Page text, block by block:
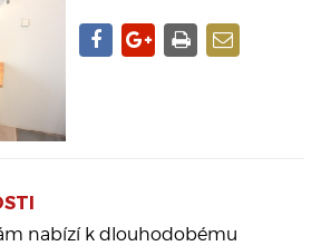
nabízí k dlouhodobému